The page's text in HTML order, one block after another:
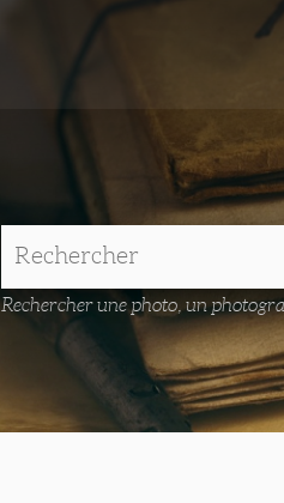
Rechercher une photo, un